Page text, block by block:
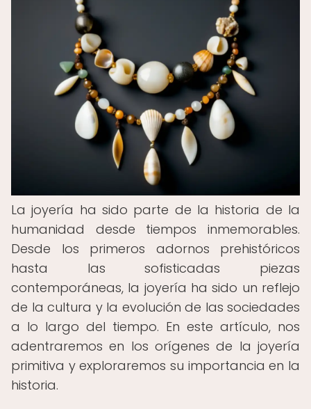
La joyería ha sido parte de la historia de la
humanidad desde tiempos inmemorables.
Desde los primeros adornos prehistóricos
hasta las sofisticadas piezas
contemporáneas, la joyería ha sido un reflejo
de la cultura y la evolución de las sociedades
a lo largo del tiempo. En este artículo, nos
adentraremos en los orígenes de la joyería
primitiva y exploraremos su importancia en la
historia.